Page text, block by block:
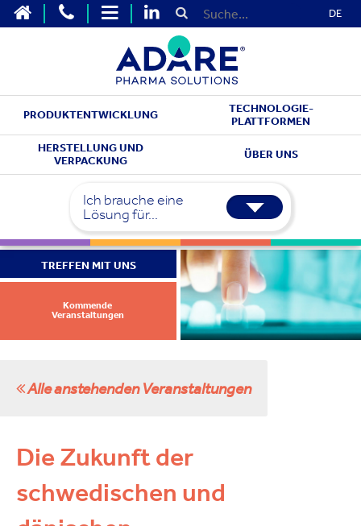
DE
PRODUKTENTWICKLUNG
TECHNOLOGIE-
PLATTFORMEN
HERSTELLUNG UND
VERPACKUNG
ÜBER UNS
Ich brauche eine
Lösung für...
TREFFEN MIT UNS
Kommende
Veranstaltungen
Alle anstehenden Veranstaltungen
Die Zukunft der
schwedischen und